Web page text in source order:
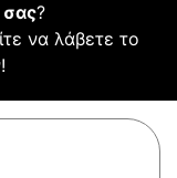
σας?
να λάβετε το